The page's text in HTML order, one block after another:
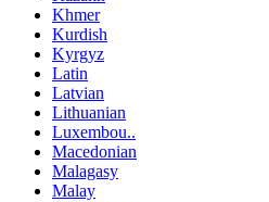
Khmer
Kurdish
Kyrgyz
Latin
Latvian
Lithuanian
Luxembou..
Macedonian
Malagasy
Malay